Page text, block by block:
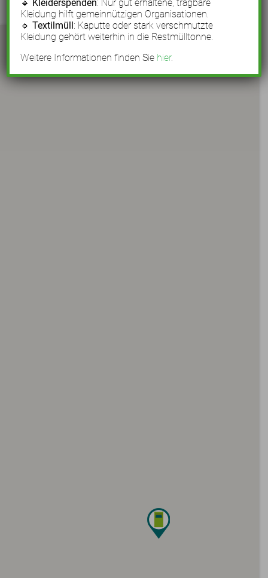
🔹 Kleiderspenden: Nur gut erhaltene, tragbare
Kleidung hilft gemeinnützigen Organisationen.
🔹Textilmüll: Kaputte oder stark verschmutzte
Kleidung gehört weiterhin in die Restmülltonne.
Weitere Informationen finden Sie hier.